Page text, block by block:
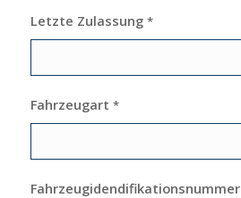
Letzte Zulassung *
Fahrzeugart *
Fahrzeugidendifikationsnummer